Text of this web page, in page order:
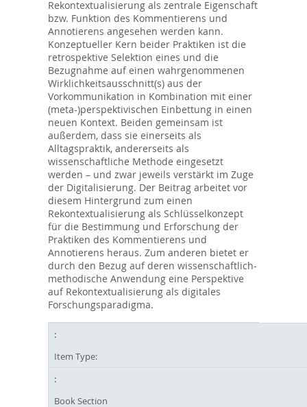
Rekontextualisierung als zentrale Eigenschaft
bzw. Funktion des Kommentierens und
Annotierens angesehen werden kann.
Konzeptueller Kern beider Praktiken ist die
retrospektive Selektion eines und die
Bezugnahme auf einen wahrgenommenen
Wirklichkeitsausschnitt(s) aus der
Vorkommunikation in Kombination mit einer
(meta-)perspektivischen Einbettung in einen
neuen Kontext. Beiden gemeinsam ist
außerdem, dass sie einerseits als
Alltagspraktik, andererseits als
wissenschaftliche Methode eingesetzt
werden – und zwar jeweils verstärkt im Zuge
der Digitalisierung. Der Beitrag arbeitet vor
diesem Hintergrund zum einen
Rekontextualisierung als Schlüsselkonzept
für die Bestimmung und Erforschung der
Praktiken des Kommentierens und
Annotierens heraus. Zum anderen bietet er
durch den Bezug auf deren wissenschaftlich-
methodische Anwendung eine Perspektive
auf Rekontextualisierung als digitales
Forschungsparadigma.
Item Type:
Book Section